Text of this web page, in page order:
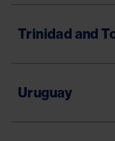
Trinidad and
Uruguay